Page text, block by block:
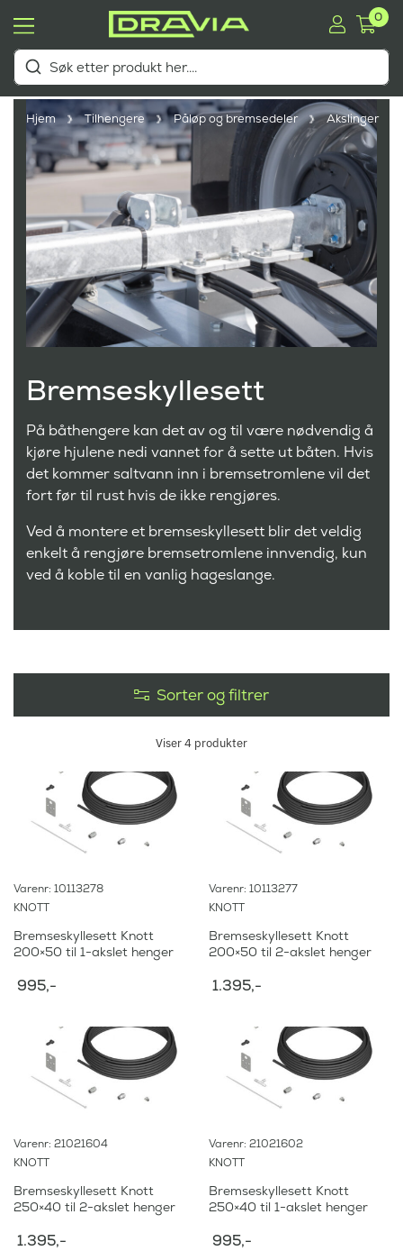
0
Hjem Tilhengere Påløp og bremsedeler Akslinger
Bremseskyllesett
På båthengere kan det av og til være nødvendig å
kjøre hjulene nedi vannet for å sette ut båten. Hvis
det kommer saltvann inn i bremsetromlene vil det
fort før til rust hvis de ikke rengjøres.
Ved å montere et bremseskyllesett blir det veldig
enkelt å rengjøre bremsetromlene innvendig, kun
ved å koble til en vanlig hageslange.
Sorter og filtrer
Viser4 produkter
Varenr: 10113278
KNOTT
Bremseskyllesett Knott
200×50 til 1-akslet henger
995,-
Varenr: 10113277
KNOTT
Bremseskyllesett Knott
200×50 til 2-akslet henger
1.395,-
Varenr: 21021604
KNOTT
Bremseskyllesett Knott
250×40 til 2-akslet henger
1.395,-
Varenr: 21021602
KNOTT
Bremseskyllesett Knott
250×40 til 1-akslet henger
995,-